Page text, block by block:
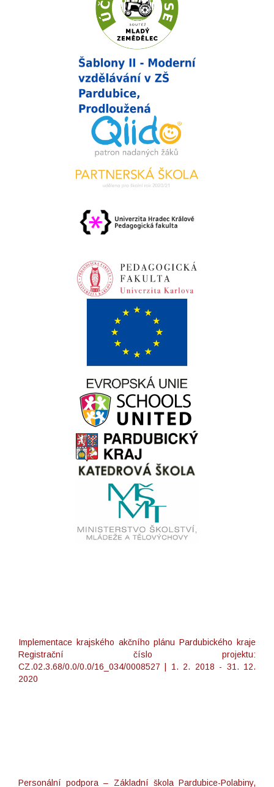
Implementace krajského akčního plánu Pardubického kraje
Registrační číslo projektu:
CZ.02.3.68/0.0/0.0/16_034/0008527 | 1. 2. 2018 - 31. 12.
2020
Personální podpora – Základní škola Pardubice-Polabiny,